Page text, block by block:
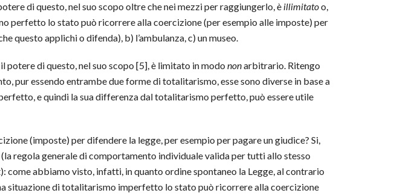
di questo, nel suo scopo oltre che nei mezzi per raggiungerlo, è illimitatoo,
perfetto lo stato può ricorrere alla coercizione (per esempio alle imposte) per
questo applichi o difenda), b) l’ambulanza, c) un museo.
potere di questo, nel suo scopo [5], è limitato in modo nonarbitrario. Ritengo
pur essendo entrambe due forme di totalitarismo, esse sono diverse in base a
e quindi la sua differenza dal totalitarismo perfetto, può essere utile
(imposte) per difendere la legge, per esempio per pagare un giudice? Si,
regola generale di comportamento individuale valida per tutti allo stesso
abbiamo visto, infatti, in quanto ordine spontaneo la Legge, al contrario
situazione di totalitarismo imperfetto lo stato può ricorrere alla coercizione